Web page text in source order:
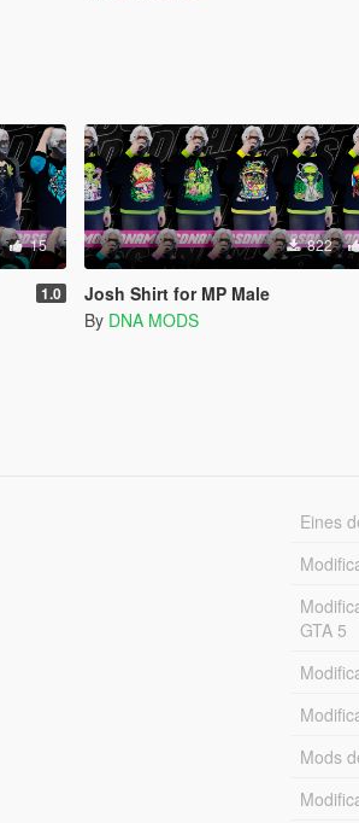
15
1.0
822
Josh Shirt for MP Male
By DNA MODS
Eines
GTA 5
Mods